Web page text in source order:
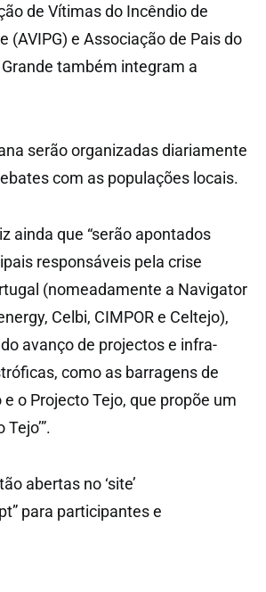
de Vítimas do Incêndio de
(AVIPG) e Associação de Pais do
também integram a
serão organizadas diariamente
com as populações locais.
ainda que “serão apontados
responsáveis pela crise
(nomeadamente a Navigator
Celbi, CIMPOR e Celtejo),
avanço de projectos e infra-
como as barragens de
o Projecto Tejo, que propõe um
abertas no ‘site’
para participantes e